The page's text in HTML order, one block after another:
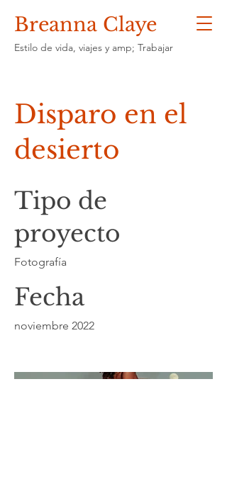
Breanna Claye
Estilo de vida, viajes y amp; Trabajar
Disparo en el
desierto
Tipo de
proyecto
Fotografía
Fecha
noviembre 2022